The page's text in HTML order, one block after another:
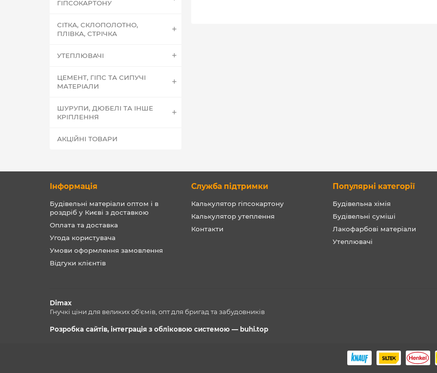
ГІПСОКАРТОНУ
СІТКА, СКЛОПОЛОТНО,
ПЛІВКА, СТРІЧКА
УТЕПЛЮВАЧІ
ЦЕМЕНТ, ГІПС ТА СИПУЧІ
МАТЕРІАЛИ
ШУРУПИ, ДЮБЕЛІ ТА ІНШЕ
КРІПЛЕННЯ
АКЦІЙНІ ТОВАРИ
Інформація
Будівельні матеріали оптом і в
роздріб у Києві з доставкою
Оплата та доставка
Угода користувача
Умови оформлення замовлення
Відгуки клієнтів
Служба підтримки
Калькулятор гіпсокартону
Калькулятор утеплення
Контакти
Популярні категорії
Будівельна хімія
Будівельні суміші
Лакофарбові матеріали
Утеплювачі
Dimax
Гнучкі ціни для великих обʼємів, опт для бригад та забудовників
Розробка сайтів, інтеграція з обліковою системою — buhi.top